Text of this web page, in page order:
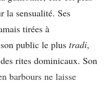
la sensualité. Ses
tirées à
public le plus tradi,
rites dominicaux. Son
barbours ne laisse